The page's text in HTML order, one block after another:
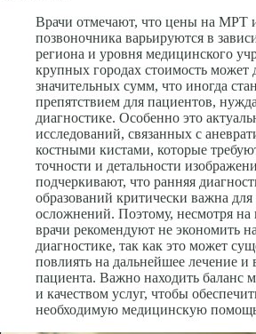
Врачи отмечают, что цены на МРТ
позвоночника варьируются в
региона и уровня медицинского
крупных городах стоимость может
значительных сумм, что иногда
препятствием для пациентов,
диагностике. Особенно это
исследований, связанных с
костными кистами, которые
точности и детальности
подчеркивают, что ранняя
образований критически важна
осложнений. Поэтому, несмотря
врачи рекомендуют не экономить
диагностике, так как это может
повлиять на дальнейшее лечение и
пациента. Важно находить баланс
и качеством услуг, чтобы
необходимую медицинскую